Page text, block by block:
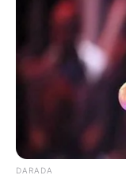
DARADA